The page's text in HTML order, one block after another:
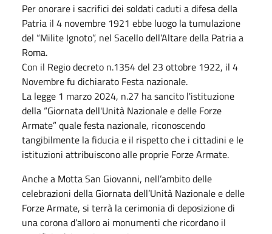
Per onorare i sacrifici dei soldati caduti a difesa della
Patria il 4 novembre 1921 ebbe luogo la tumulazione
del “Milite Ignoto”, nel Sacello dell’Altare della Patria a
Roma.
Con il Regio decreto n.1354 del 23 ottobre 1922, il 4
Novembre fu dichiarato Festa nazionale.
La legge 1 marzo 2024, n.27 ha sancito l'istituzione
della “Giornata dell'Unità Nazionale e delle Forze
Armate” quale festa nazionale, riconoscendo
tangibilmente la fiducia e il rispetto che i cittadini e le
istituzioni attribuiscono alle proprie Forze Armate.
Anche a Motta San Giovanni, nell’ambito delle
celebrazioni della Giornata dell’Unità Nazionale e delle
Forze Armate, si terrà la cerimonia di deposizione di
una corona d’alloro ai monumenti che ricordano il